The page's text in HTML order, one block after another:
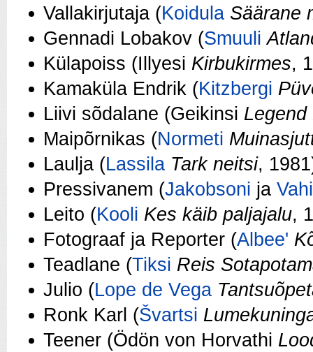
Vallakirjutaja (Koidula Säärane
Gennadi Lobakov (Smuuli
Külapoiss (Illyesi Kirbukirmes,
Kamaküla Endrik (Kitzbergi
Liivi sõdalane (Geikinsi Legend
Maipõrnikas (Normeti
Laulja (Lassila Tark neitsi,
Pressivanem (Jakobsoni ja
Leito (Kooli Kes käib paljajalu,
Fotograaf ja Reporter (Albee'
Teadlane (Tiksi Reis
Julio (Lope de Vega
Ronk Karl (Švartsi
Teener (Ödön von Horvathi